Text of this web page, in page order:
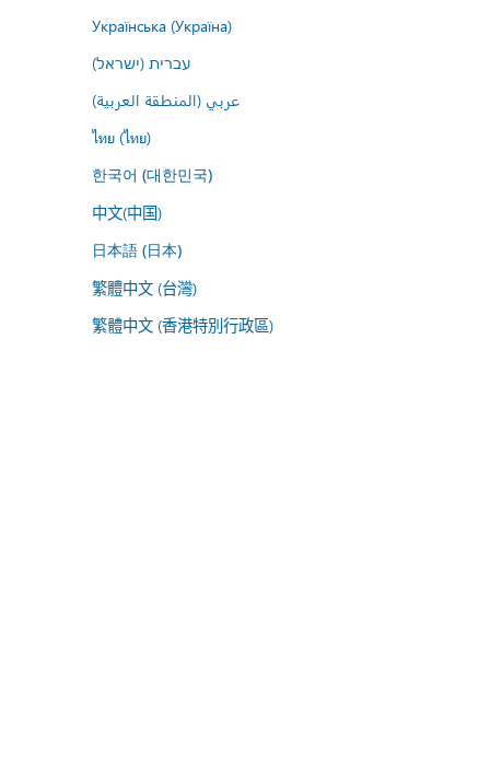
Українська (Україна)
עברית (ישראל)
عربي (المنطقة العربية)
ไทย (ไทย)
한국어 (대한민국)
中文(中国)
日本語 (日本)
繁體中文 (台灣)
繁體中文 (香港特別行政區)